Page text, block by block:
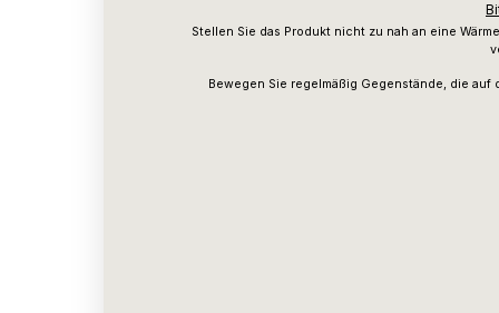
Stellen Sie das Produkt nicht zu nah an eine
Bewegen Sie regelmäßig Gegenstände, die